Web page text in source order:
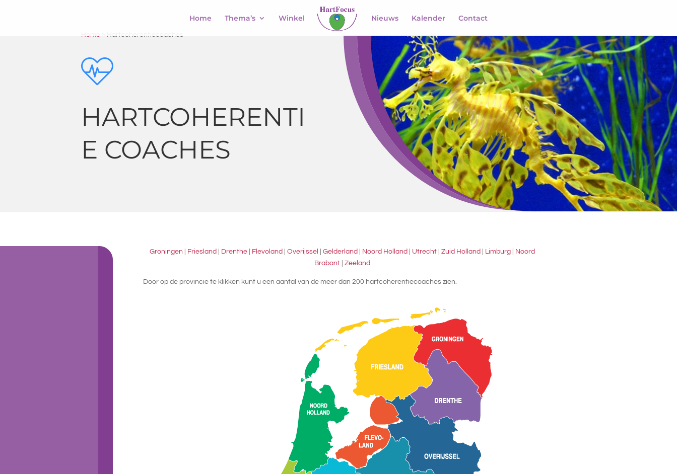
Home Thema’s Winkel Nieuws Kalender Contact
HARTCOHERENTI
E COACHES
Groningen Friesland Drenthe| Flevoland Overijssel Gelderland Noord Holland Utrecht| Zuid Holland Limburg|
Noord
Brabant| Zeeland
Door op de provincie te klikken kunt u een aantal van de meer dan 200 hartcoherentiecoaches zien.